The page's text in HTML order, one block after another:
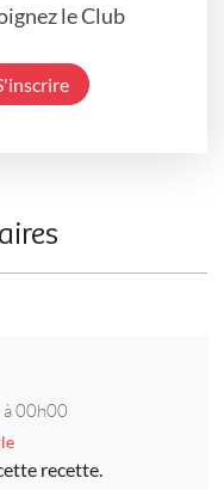
le Club
00h00
recette.